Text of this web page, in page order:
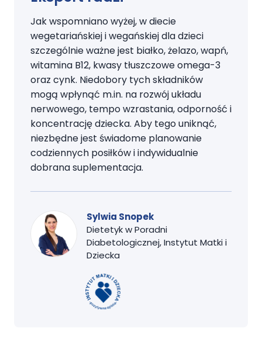
Jak wspomniano wyżej, w diecie
wegetariańskiej i wegańskiej dla dzieci
szczególnie ważne jest białko, żelazo, wapń,
witamina B12, kwasy tłuszczowe omega-3
oraz cynk. Niedobory tych składników
mogą wpłynąć m.in. na rozwój układu
nerwowego, tempo wzrastania, odporność i
koncentrację dziecka. Aby tego uniknąć,
niezbędne jest świadome planowanie
codziennych posiłków i indywidualnie
dobrana suplementacja.
Sylwia Snopek
Dietetyk w Poradni
Diabetologicznej, Instytut Matki i
Dziecka